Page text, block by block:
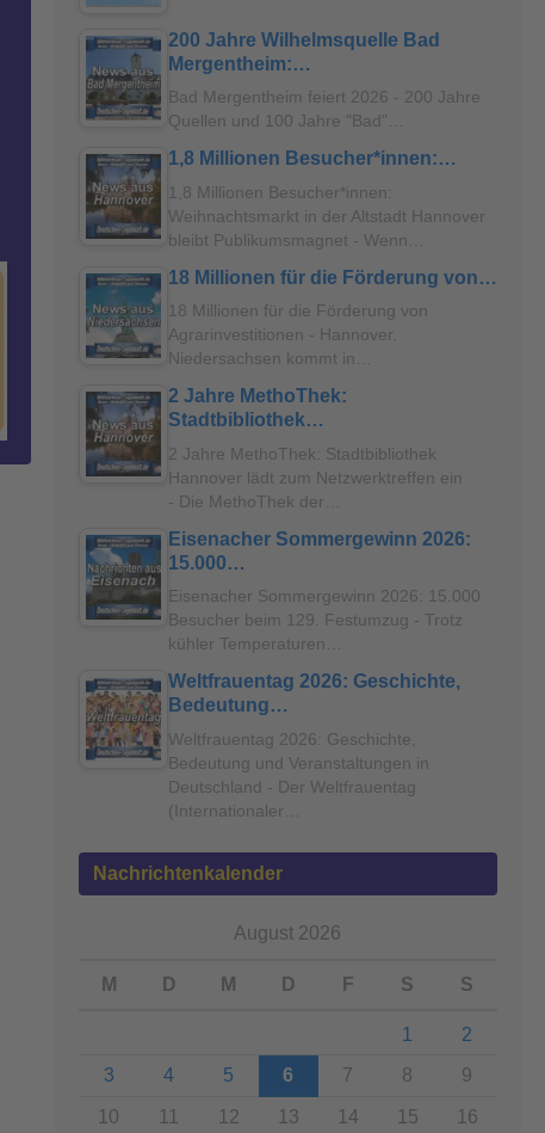
200 Jahre Wilhelmsquelle Bad
Mergentheim:…
Bad Mergentheim feiert 2026 - 200 Jahre
Quellen und 100 Jahre "Bad"…
1,8 Millionen Besucher*innen:…
1,8 Millionen Besucher*innen:
Weihnachtsmarkt in der Altstadt Hannover
bleibt Publikumsmagnet - Wenn…
18 Millionen für die Förderung von…
18 Millionen für die Förderung von
Agrarinvestitionen - Hannover.
Niedersachsen kommt in…
2 Jahre MethoThek:
Stadtbibliothek…
2 Jahre MethoThek: Stadtbibliothek
Hannover lädt zum Netzwerktreffen ein
- Die MethoThek der…
Eisenacher Sommergewinn 2026:
15.000…
Eisenacher Sommergewinn 2026: 15.000
Besucher beim 129. Festumzug - Trotz
kühler Temperaturen…
Weltfrauentag 2026: Geschichte,
Bedeutung…
Weltfrauentag 2026: Geschichte,
Bedeutung und Veranstaltungen in
Deutschland - Der Weltfrauentag
(Internationaler…
Nachrichtenkalender
August 2026
M D M D F S S
1
2
3
4 5 6 7 8 9
10 11 12 13 14 15
16